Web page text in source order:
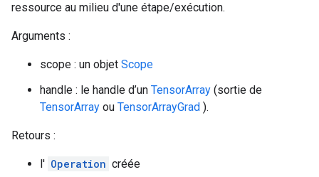
ressource au milieu d'une étape/exécution.
Arguments :
scope : un objet Scope
handle : le handle d’un TensorArray (sortie de
TensorArray ou TensorArrayGrad ).
Retours :
l' Operation créée